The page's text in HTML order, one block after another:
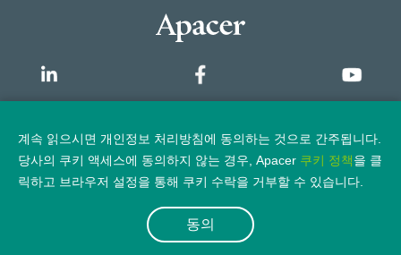
개요
개인정보 보호정책 법적 고지
© 2026 Apacer Technology Inc.
계속 읽으시면 개인정보 처리방침에 동의하는 것으로 간주됩니다.
당사의 쿠키 액세스에 동의하지 않는 경우, Apacer 쿠키 정책을 클
릭하고 브라우저 설정을 통해 쿠키 수락을 거부할 수 있습니다.
동의